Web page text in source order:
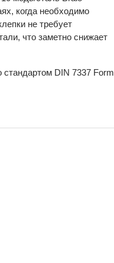
когда необходимо
не требует
что заметно снижает
стандартом DIN 7337 Form